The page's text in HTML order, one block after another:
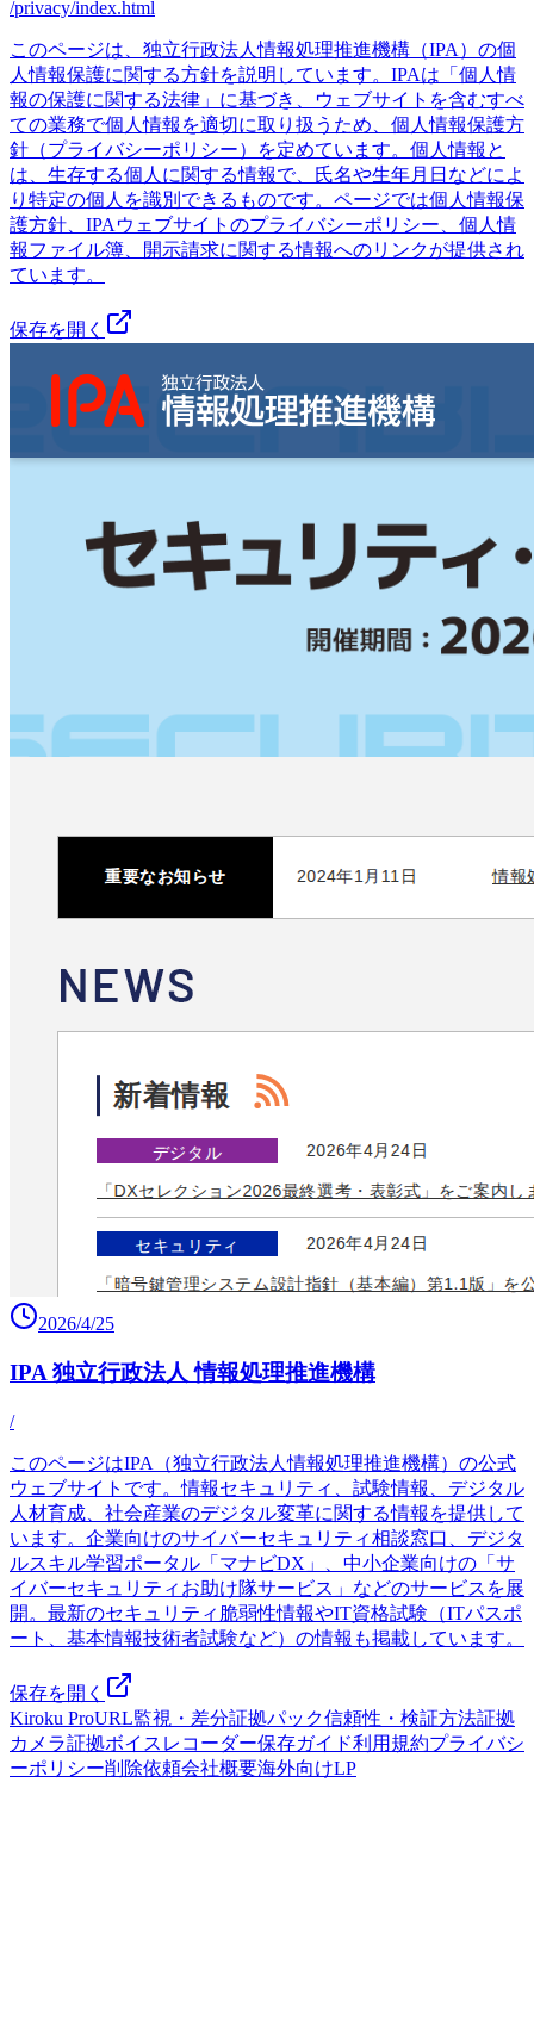
/privacy/index.html
このページは、独立行政法人情報処理推進機構（IPA）の個
人情報保護に関する方針を説明しています。IPAは「個人情
報の保護に関する法律」に基づき、ウェブサイトを含むすべ
ての業務で個人情報を適切に取り扱うため、個人情報保護方
針（プライバシーポリシー）を定めています。個人情報と
は、生存する個人に関する情報で、氏名や生年月日などによ
り特定の個人を識別できるものです。ページでは個人情報保
護方針、IPAウェブサイトのプライバシーポリシー、個人情
報ファイル簿、開示請求に関する情報へのリンクが提供され
ています。
保存を開く
2026/4/25
IPA 独立行政法人 情報処理推進機構
/
このページはIPA（独立行政法人情報処理推進機構）の公式
ウェブサイトです。情報セキュリティ、試験情報、デジタル
人材育成、社会産業のデジタル変革に関する情報を提供して
います。企業向けのサイバーセキュリティ相談窓口、デジタ
ルスキル学習ポータル「マナビDX」、中小企業向けの「サ
イバーセキュリティお助け隊サービス」などのサービスを展
開。最新のセキュリティ脆弱性情報やIT資格試験（ITパスポ
ート、基本情報技術者試験など）の情報も掲載しています。
保存を開く
Kiroku ProURL監視・差分証拠パック信頼性・検証方法証拠
カメラ証拠ボイスレコーダー保存ガイド利用規約プライバシ
ーポリシー削除依頼会社概要海外向けLP